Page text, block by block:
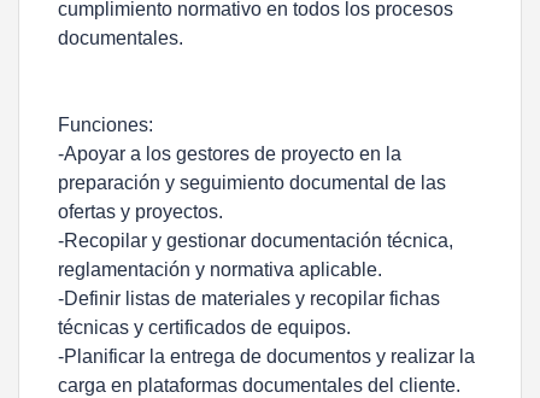
cumplimiento normativo en todos los procesos
documentales.
Funciones:
-Apoyar a los gestores de proyecto en la
preparación y seguimiento documental de las
ofertas y proyectos.
-Recopilar y gestionar documentación técnica,
reglamentación y normativa aplicable.
-Definir listas de materiales y recopilar fichas
técnicas y certificados de equipos.
-Planificar la entrega de documentos y realizar la
carga en plataformas documentales del cliente.